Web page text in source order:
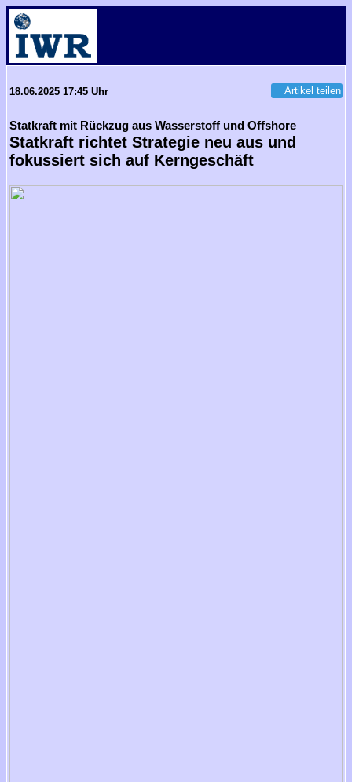
18.06.2025 17:45 Uhr Artikel teilen
Statkraft mit Rückzug aus Wasserstoff und Offshore
Statkraft richtet Strategie neu aus und
fokussiert sich auf Kerngeschäft